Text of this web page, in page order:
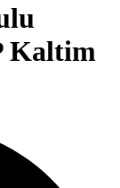
Kaltim